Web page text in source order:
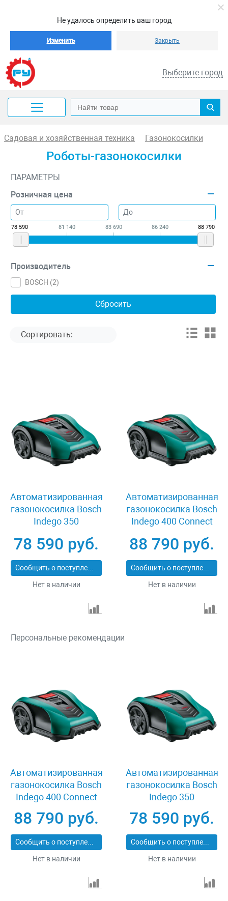
Не удалось определить ваш город
Изменить Закрыть
Выберите город
Садовая и хозяйственная техника Газонокосилки
Роботы-газонокосилки
ПАРАМЕТРЫ
Розничная цена
78 590 81 140 83 690 86 240 88 790
Производитель
BOSCH (2)
Автоматизированная
газонокосилка Bosch
Indego 350
78 590 руб.
Сообщить о поступлении
Нет в наличии
Автоматизированная
газонокосилка Bosch
Indego 400 Connect
88 790 руб.
Сообщить о поступлении
Нет в наличии
Персональные рекомендации
Автоматизированная
газонокосилка Bosch
Indego 400 Connect
88 790 руб.
Сообщить о поступлении
Нет в наличии
Автоматизированная
газонокосилка Bosch
Indego 350
78 590 руб.
Сообщить о поступлении
Нет в наличии